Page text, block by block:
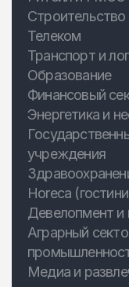
Строительство
Телеком
Транспорт и
Образование
Финансовый
Энергетика и
учреждения
Horeca
Девелопмент
Аграрный
Медиа и